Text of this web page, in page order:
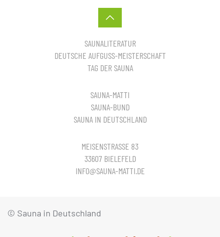
SAUNALITERATUR
DEUTSCHE AUFGUSS-MEISTERSCHAFT
TAG DER SAUNA
SAUNA-MATTI
SAUNA-BUND
SAUNA IN DEUTSCHLAND
MEISENSTRASSE 83
33607 BIELEFELD
INFO@SAUNA-MATTI.DE
© Sauna in Deutschland